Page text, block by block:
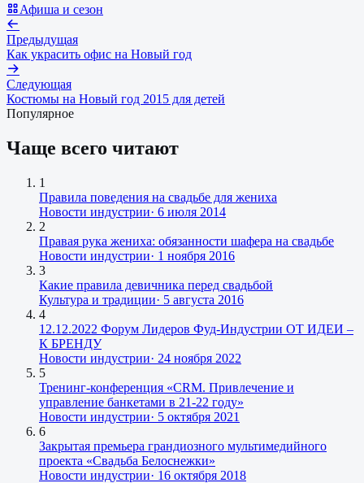
Афиша и сезон
Предыдущая
Как украсить офис на Новый год
Следующая
Костюмы на Новый год 2015 для детей
Популярное
Чаще всего читают
1
Правила поведения на свадьбе для жениха
Новости индустрии· 6 июля 2014
2
Правая рука жениха: обязанности шафера на свадьбе
Новости индустрии· 1 ноября 2016
3
Какие правила девичника перед свадьбой
Культура и традиции· 5 августа 2016
4
12.12.2022 Форум Лидеров Фуд-Индустрии ОТ ИДЕИ –
К БРЕНДУ
Новости индустрии· 24 ноября 2022
5
Тренинг-конференция «CRM. Привлечение и
управление банкетами в 21-22 году»
Новости индустрии· 5 октября 2021
6
Закрытая премьера грандиозного мультимедийного
проекта «Свадьба Белоснежки»
Новости индустрии· 16 октября 2018